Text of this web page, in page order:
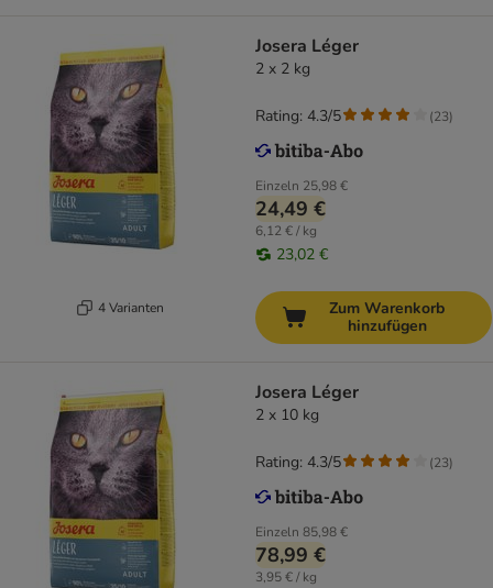
4 Varianten
Josera Léger
2 x 2 kg
Einzeln 25,98 €
24,49 €
6,12 € / kg
23,02 €
Rating: 4.3/5 (23)
Zum Warenkorb
hinzufügen
Josera Léger
2 x 10 kg
Einzeln 85,98 €
78,99 €
3,95 € / kg
Rating: 4.3/5 (23)